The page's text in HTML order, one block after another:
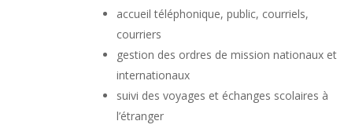
accueil téléphonique, public, courriels,
courriers
gestion des ordres de mission nationaux et
internationaux
suivi des voyages et échanges scolaires à
l’étranger